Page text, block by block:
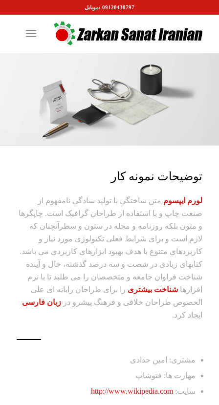
09128438797 :موبایل
توضیحات نمونه کار
لورم ایپسوم متن ساختگی با تولید سادگی نامفهوم از
صنعت چاپ و با استفاده از طراحان گرافیک است. چاپگرها
و متون بلکه روزنامه و مجله در ستون و سطرآنچنان که
لازم است و برای شرایط فعلی تکنولوژی مورد نیاز و
کاربردهای متنوع با هدف بهبود ابزارهای کاربردی می باشد.
کتابهای زیادی در شصت و سه درصد گذشته، حال و آینده
شناخت فراوان جامعه و متخصصان را می طلبد تا با نرم
افزارها شناخت بیشتری را برای طراحان رایانه ای علی
الخصوص طراحان خلاقی و فرهنگ پیشرو در زبان فارسی
ایجاد کرد.
مشتری: امین حدادی
مهارت ها: فتوشاپ
سایت: http://www.wikipedia.com